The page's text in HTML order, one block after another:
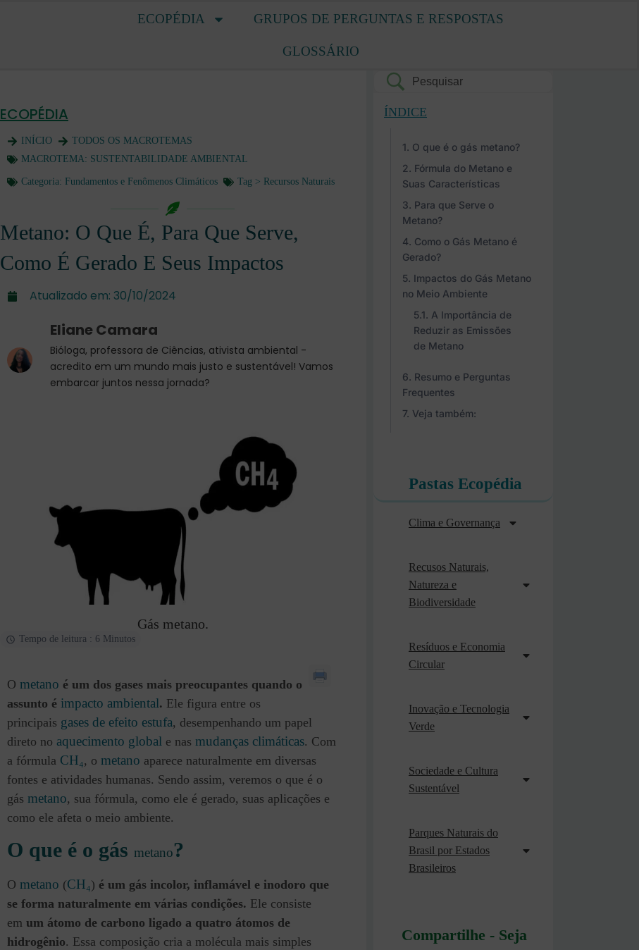
ECOPÉDIA GRUPOS DE PERGUNTAS E RESPOSTAS
GLOSSÁRIO
ECOPÉDIA
INÍCIO
TODOS OS MACROTEMAS
MACROTEMA: SUSTENTABILIDADE AMBIENTAL
Categoria: Fundamentos e Fenômenos Climáticos Tag > Recursos Naturais
Metano: O Que É, Para Que Serve,
Como É Gerado E Seus Impactos
Atualizado em: 30/10/2024
Eliane Camara
Bióloga, professora de Ciências, ativista ambiental -
acredito em um mundo mais justo e sustentável! Vamos
embarcar juntos nessa jornada?
Gás metano.
Tempo de leitura : 6 Minutos
O metano é um dos gases mais preocupantes quando o
assunto é impacto ambiental. Ele figura entre os
principais gases de efeito estufa, desempenhando um papel
direto no aquecimento global e nas mudanças climáticas. Com
a fórmula CH₄, o metano aparece naturalmente em diversas
fontes e atividades humanas. Sendo assim, veremos o que é o
gás metano, sua fórmula, como ele é gerado, suas aplicações e
como ele afeta o meio ambiente.
O que é o gás metano?
O metano (CH₄ ) é um gás incolor, inflamável e inodoro que
se forma naturalmente em várias condições. Ele consiste
em um átomo de carbono ligado a quatro átomos de
hidrogênio. Essa composição cria a molécula mais simples
ÍNDICE
O que é o gás metano?
Fórmula do Metano e
Suas Características
Para que Serve o
Metano?
Como o Gás Metano é
Gerado?
Impactos do Gás Metano
no Meio Ambiente
A Importância de
Reduzir as Emissões
de Metano
Resumo e Perguntas
Frequentes
Veja também:
Pastas Ecopédia
Clima e Governança
Recusos Naturais,
Natureza e
Biodiversidade
Resíduos e Economia
Circular
Inovação e Tecnologia
Verde
Sociedade e Cultura
Sustentável
Parques Naturais do
Brasil por Estados
Brasileiros
Compartilhe - Seja